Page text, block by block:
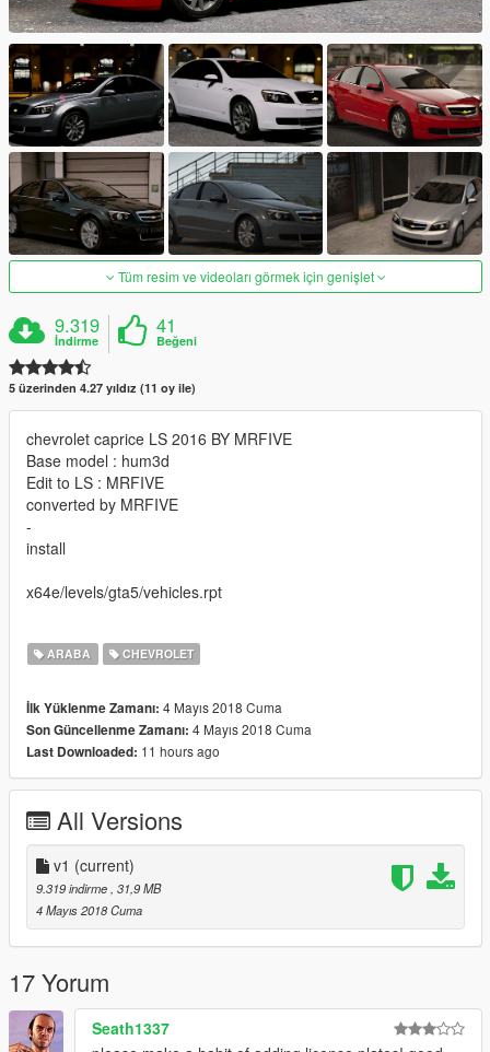
Tüm resim ve videoları görmek için genişlet
9.319
İndirme
41
Beğeni
5 üzerinden 4.27 yıldız (11 oy ile)
chevrolet caprice LS 2016 BY MRFIVE
Base model : hum3d
Edit to LS : MRFIVE
converted by MRFIVE
-
install
x64e/levels/gta5/vehicles.rpt
ARABA CHEVROLET
İlk Yüklenme Zamanı: 4 Mayıs 2018 Cuma
Son Güncellenme Zamanı: 4 Mayıs 2018 Cuma
Last Downloaded: 11 hours ago
All Versions
v1 (current)
9.319 indirme , 31,9 MB
4 Mayıs 2018 Cuma
17 Yorum
Seath1337